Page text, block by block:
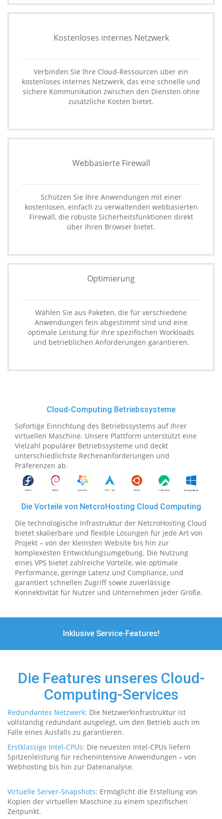
Kostenloses internes Netzwerk
Verbinden Sie Ihre Cloud-Ressourcen über ein
kostenloses internes Netzwerk, das eine schnelle und
sichere Kommunikation zwischen den Diensten ohne
zusätzliche Kosten bietet.
Webbasierte Firewall
Schützen Sie Ihre Anwendungen mit einer
kostenlosen, einfach zu verwaltenden webbasierten
Firewall, die robuste Sicherheitsfunktionen direkt
über Ihren Browser bietet.
Optimierung
Wählen Sie aus Paketen, die für verschiedene
Anwendungen fein abgestimmt sind und eine
optimale Leistung für Ihre spezifischen Workloads
und betrieblichen Anforderungen garantieren.
Cloud-Computing Betriebssysteme
Sofortige Einrichtung des Betriebssystems auf Ihrer
virtuellen Maschine. Unsere Plattform unterstützt eine
Vielzahl populärer Betriebssysteme und deckt
unterschiedlichste Rechenanforderungen und
Präferenzen ab.
Die Vorteile von NetcroHosting Cloud Computing
Die technologische Infrastruktur der NetcroHosting Cloud
bietet skalierbare und flexible Lösungen für jede Art von
Projekt – von der kleinsten Website bis hin zur
komplexesten Entwicklungsumgebung. Die Nutzung
eines VPS bietet zahlreiche Vorteile, wie optimale
Performance, geringe Latenz und Compliance, und
garantiert schnellen Zugriff sowie zuverlässige
Konnektivität für Nutzer und Unternehmen jeder Größe.
Inklusive Service-Features!
Die Features unseres Cloud-
Computing-Services
Redundantes Netzwerk: Die Netzwerkinfrastruktur ist
vollständig redundant ausgelegt, um den Betrieb auch im
Falle eines Ausfalls zu garantieren.
Erstklassige Intel-CPUs: Die neuesten Intel-CPUs liefern
Spitzenleistung für rechenintensive Anwendungen – von
Webhosting bis hin zur Datenanalyse.
Virtuelle Server-Snapshots: Ermöglicht die Erstellung von
Kopien der virtuellen Maschine zu einem spezifischen
Zeitpunkt.